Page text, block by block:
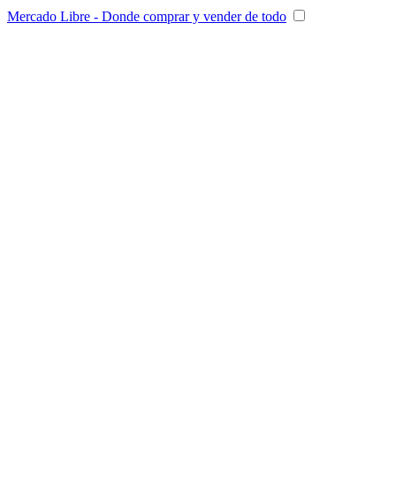
Mercado Libre - Donde comprar y vender de todo